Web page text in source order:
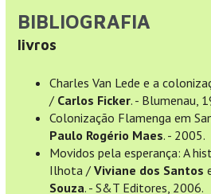
BIBLIOGRAFIA
livros
Charles Van Lede e a
/ Carlos Ficker. - Blumenau,
Colonização Flamenga em
Paulo Rogério Maes. - 2005.
Movidos pela esperança: A
Ilhota / Viviane dos Santos
Souza. - S&T Editores, 2006.